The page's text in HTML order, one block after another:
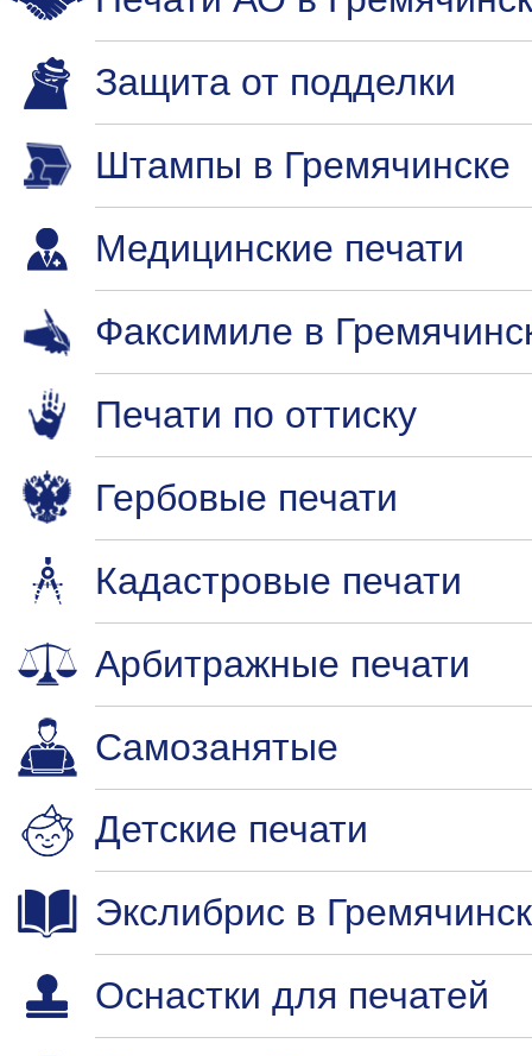
Защита от подделки
Штампы в Гремячинске
Медицинские печати
Факсимиле в
Печати по оттиску
Гербовые печати
Кадастровые печати
Арбитражные печати
Самозанятые
Детские печати
Экслибрис в
Оснастки для печатей